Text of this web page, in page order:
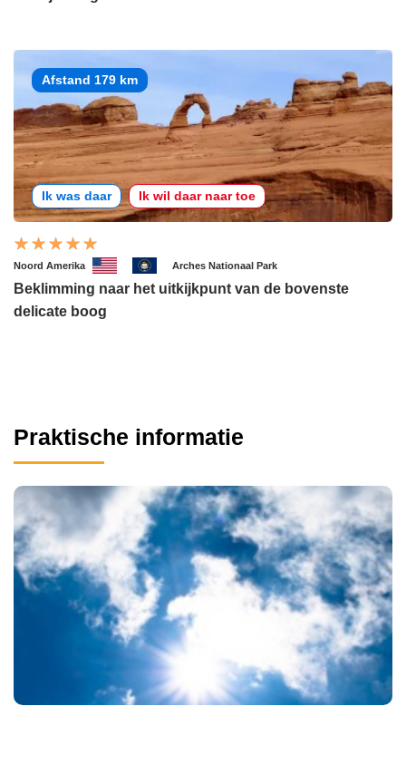
Afstand 179 km
Ik was daar Ik wil daar naar toe
Noord Amerika Arches Nationaal Park
Beklimming naar het uitkijkpunt van de bovenste
delicate boog
Praktische informatie